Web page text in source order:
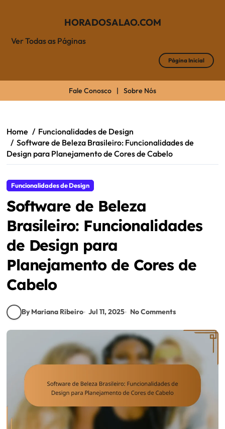
Ver Todas as Páginas
HORADOSALAO.COM
Página Inicial
Fale Conosco | Sobre Nós
content
Home
Funcionalidades de Design
Software de Beleza Brasileiro: Funcionalidades de
Design para Planejamento de Cores de Cabelo
Funcionalidades de Design
Software de Beleza
Brasileiro: Funcionalidades
de Design para
Planejamento de Cores de
Cabelo
By Mariana Ribeiro Jul 11, 2025 No Comments